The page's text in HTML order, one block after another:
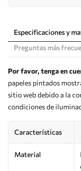
Especificaciones y
Preguntas más
Por favor, tenga en
papeles pintados
sitio web debido a la
condiciones de
Características
Material